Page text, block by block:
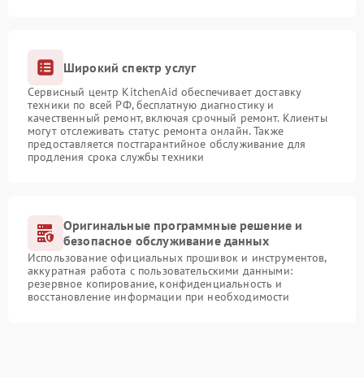
Широкий спектр услуг
Сервисный центр KitchenAid обеспечивает доставку
техники по всей РФ, бесплатную диагностику и
качественный ремонт, включая срочный ремонт. Клиенты
могут отслеживать статус ремонта онлайн. Также
предоставляется постгарантийное обслуживание для
продления срока службы техники
Оригинальные программные решение и
безопасное обслуживание данных
Использование официальных прошивок и инструментов,
аккуратная работа с пользовательскими данными:
резервное копирование, конфиденциальность и
восстановление информации при необходимости